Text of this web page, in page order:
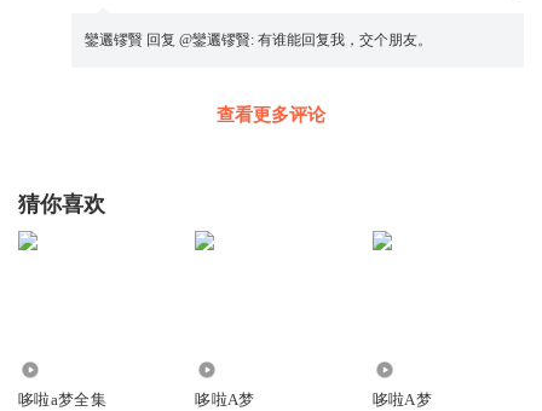
鑾邐镠贀 回复 @鑾邐镠贀: 有谁能回复我，交个朋友。
查看更多评论
猜你喜欢
哆啦a梦全集 哆啦A梦 哆啦A梦